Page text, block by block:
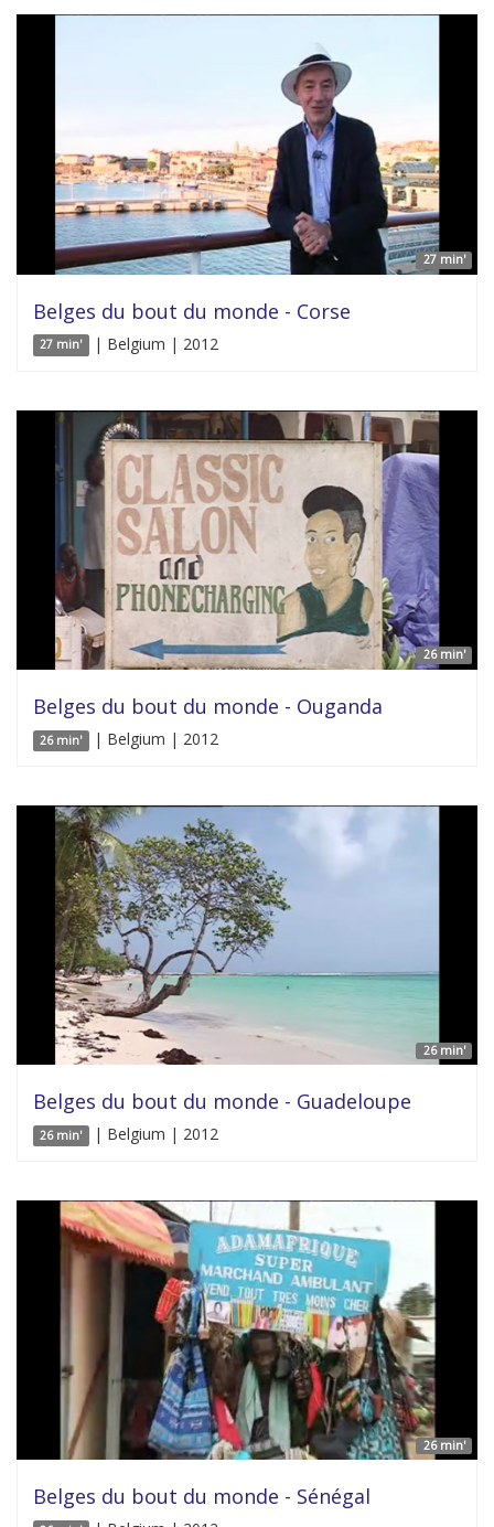
27 min'
Belges du bout du monde - Corse
27 min' | Belgium | 2012
26 min'
Belges du bout du monde - Ouganda
26 min' | Belgium | 2012
26 min'
Belges du bout du monde - Guadeloupe
26 min' | Belgium | 2012
26 min'
Belges du bout du monde - Sénégal